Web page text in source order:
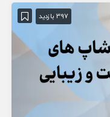
397 بازدید